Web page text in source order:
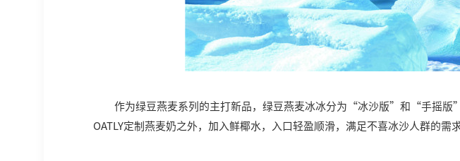
作为绿豆燕麦系列的主打新品，绿豆燕麦冰冰分为“冰沙版”和“手摇版
OATLY定制燕麦奶之外，加入鲜椰水，入口轻盈顺滑，满足不喜冰沙人群的需求